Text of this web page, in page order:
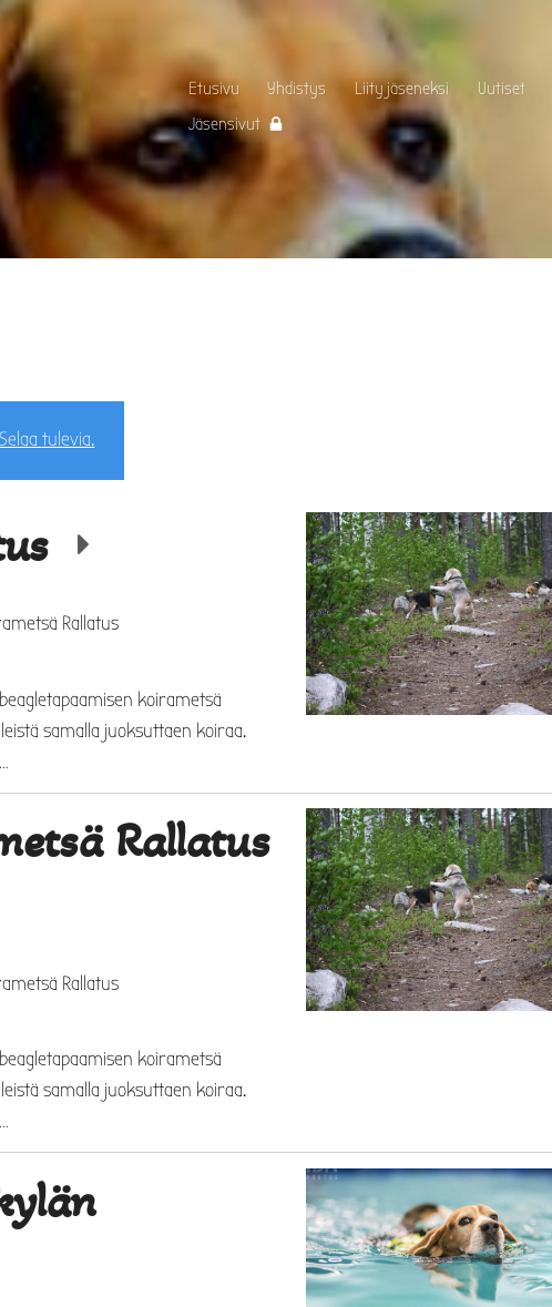
Etusivu Yhdistys Liity jäseneksi Uutiset
Jäsensivut
Selaa tulevia.
Rallatus
koirametsä
samalla juoksuttaen koiraa.
Rallatus
Rallatus
koirametsä
samalla juoksuttaen koiraa.